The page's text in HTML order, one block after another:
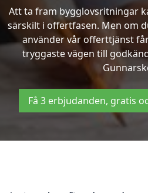
Att ta fram bygglovsritningar
särskilt i offertfasen. Men om
använder vår offerttjänst
tryggaste vägen till
Få 3 erbjudanden, gratis